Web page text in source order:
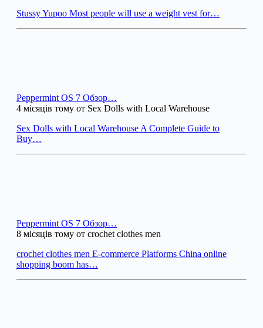
Stussy Yupoo Most people will use a weight vest for…
Peppermint OS 7 Обзор…
4 місяців тому от Sex Dolls with Local Warehouse
Sex Dolls with Local Warehouse A Complete Guide to
Buy…
Peppermint OS 7 Обзор…
8 місяців тому от crochet clothes men
crochet clothes men E-commerce Platforms China online
shopping boom has…